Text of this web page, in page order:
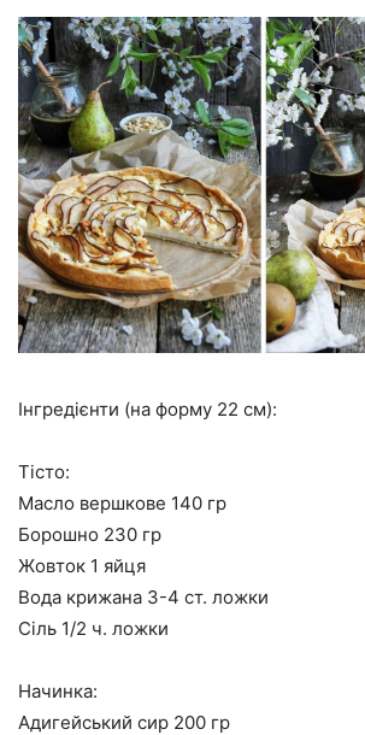
Інгредієнти (на форму 22 см):
Тісто:
Масло вершкове 140 гр
Борошно 230 гр
Жовток 1 яйця
Вода крижана 3-4 ст. ложки
Сіль 1/2 ч. ложки
Начинка:
Адигейський сир 200 гр